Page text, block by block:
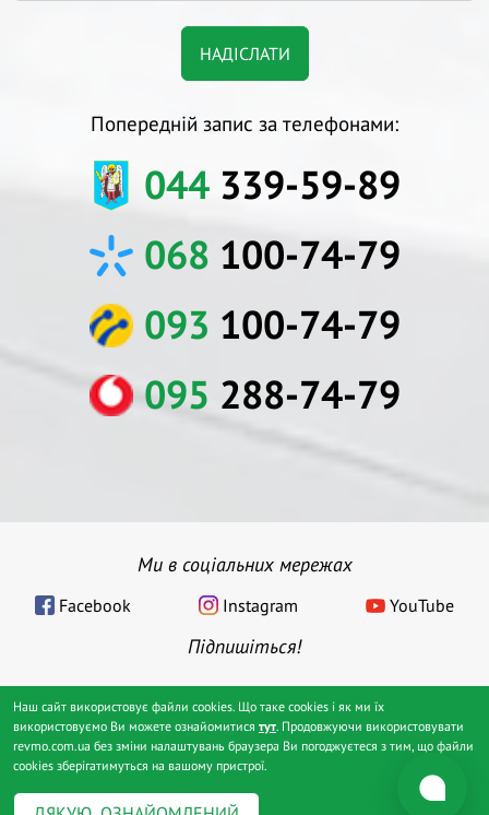
Попередній запис за телефонами:
044339-59-89
068 100-74-79
093 100-74-79
095 288-74-79
Ми в соціальних мережах
Facebook Instagram YouTube
Підпишіться!
Клініка сучасної ревматології™
Київ, 2003–2026 рр.
Публічна оферта
Політика конфіденційності
Консультація ревматолога
УЗД суглобів Капіляроскопія
Наш сайт використовує файли cookies. Що таке cookies і як ми їх
використовуємо Ви можете ознайомитися тут. Продовжуючи використовувати
revmo.com.ua без зміни налаштувань браузера Ви погоджуєтеся з тим, що файли
cookies зберігатимуться на вашому пристрої.